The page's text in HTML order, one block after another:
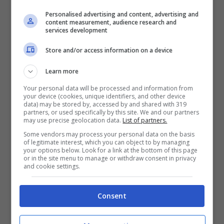
condizionate dal voto di scambio, altrimenti
così clamorosi, e il processo di domani
mattina rappresenta solo la punta dell’iceberg
di un fenomeno che coinvolge tutti partiti “di
sistema” e tutti quelli che hanno detenuto il
potere nella città negli ultimi decenni.
I firmatari della richiesta di costituzione di
parte civile sono i due presentatori di lista e il
candidato sindaco delle ultime elezioni
amministrative, a nome di tutti i candidati
della lista del 2013, per chiedere che,
Personalised advertising and content, advertising and
content measurement, audience research and
services development
Store and/or access information on a device
Learn more
Your personal data will be processed and information from
your device (cookies, unique identifiers, and other device
data) may be stored by, accessed by and shared with 319
partners, or used specifically by this site. We and our partners
may use precise geolocation data. List of partners.
Some vendors may process your personal data on the basis
of legitimate interest, which you can object to by managing
your options below. Look for a link at the bottom of this page
or in the site menu to manage or withdraw consent in privacy
and cookie settings.
Consent